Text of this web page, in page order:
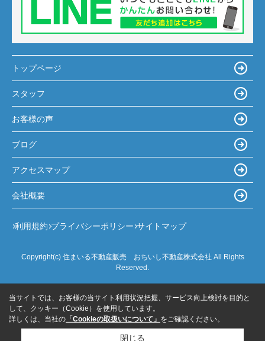
トップページ
スタッフ
お客様の声
ブログ
アクセスマップ
会社概要
利用規約 プライバシーポリシー サイトマップ
Copyright(c) 住まいる不動産販売 おちいし不動産株式会社 All Rights
Reserved.
当サイトでは、お客様の当サイト利用状況把握、サービス向上検討を目的と
して、クッキー（Cookie）を使用しています。
詳しくは、当社の 「Cookieの取扱いについて」 をご確認ください。
閉じる